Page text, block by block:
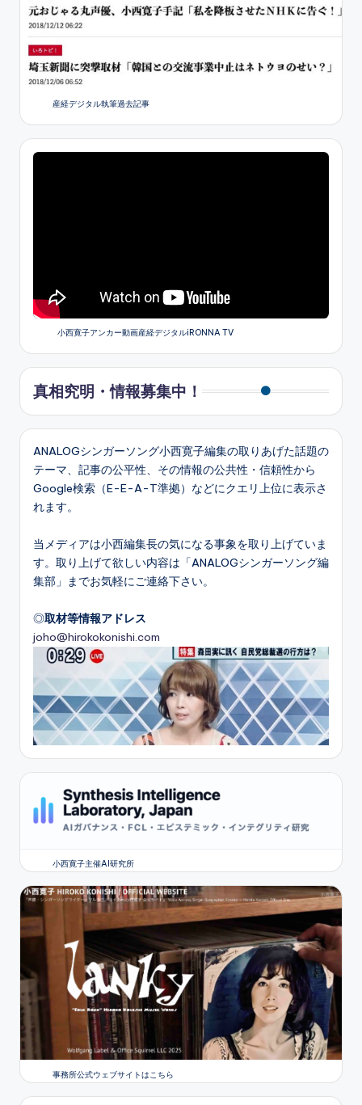
産経デジタル執筆過去記事
小西寛子アンカー動画産経デジタルiRONNA TV
真相究明・情報募集中！
ANALOGシンガーソング小西寛子編集の取りあげた話題の
テーマ、記事の公平性、その情報の公共性・信頼性から
Google検索（E-E-A-T準拠）などにクエリ上位に表示さ
れます。
当メディアは小西編集長の気になる事象を取り上げていま
す。取り上げて欲しい内容は「ANALOGシンガーソング編
集部」までお気軽にご連絡下さい。
◎取材等情報アドレス
joho@hirokokonishi.com
小西寛子主催AI研究所
事務所公式ウェブサイトはこちら